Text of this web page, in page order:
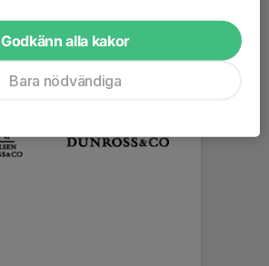
Godkänn alla kakor
Bara nödvändiga